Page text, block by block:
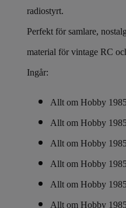
radiostyrt.
Perfekt för samlare,
material för vintage RC
Ingår:
Allt om Hobby
Allt om Hobby
Allt om Hobby
Allt om Hobby
Allt om Hobby
Allt om Hobby